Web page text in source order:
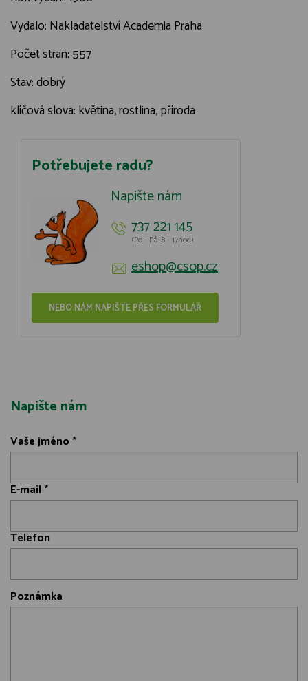
Vydalo: Nakladatelství Academia Praha
Počet stran: 557
Stav: dobrý
klíčová slova: květina, rostlina, příroda
Potřebujete radu?
Napište nám
737 221 145
(Po - Pá: 8 - 17hod)
eshop@csop.cz
NEBO NÁM NAPIŠTE PŘES FORMULÁŘ
Napište nám
Vaše jméno *
E-mail *
Telefon
Poznámka